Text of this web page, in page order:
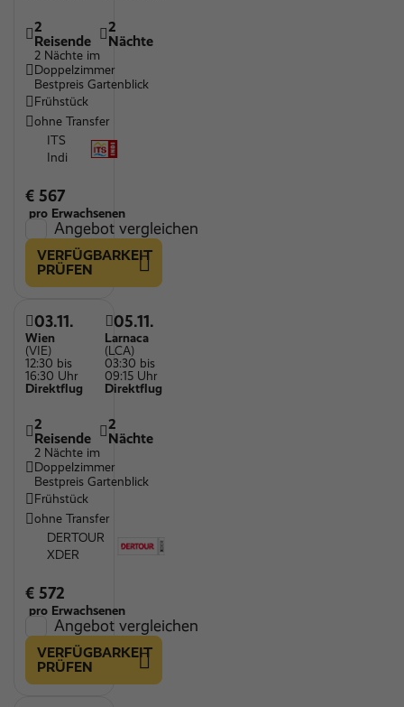
2
Reisende
2
Nächte
2 Nächte im
Doppelzimmer
Bestpreis Gartenblick
Frühstück
ohne Transfer
ITS
Indi
€ 567
pro Erwachsenen
Angebot vergleichen
VERFÜGBARKEIT
PRÜFEN
03.11.
Wien
(VIE)
12:30 bis
16:30 Uhr
Direktflug
05.11.
Larnaca
(LCA)
03:30 bis
09:15 Uhr
Direktflug
2
Reisende
2
Nächte
2 Nächte im
Doppelzimmer
Bestpreis Gartenblick
Frühstück
ohne Transfer
DERTOUR
XDER
€ 572
pro Erwachsenen
Angebot vergleichen
VERFÜGBARKEIT
PRÜFEN